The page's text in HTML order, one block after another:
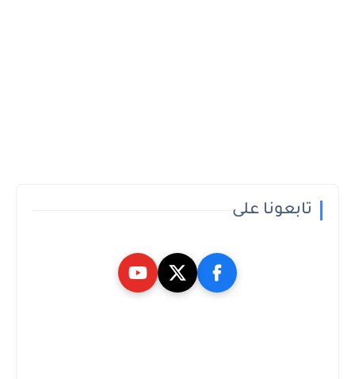
تابعونا على